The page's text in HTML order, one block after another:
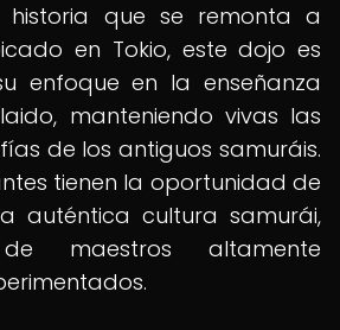
que se remonta a
en Tokio, este dojo es
enfoque en la enseñanza
manteniendo vivas las
de los antiguos samuráis.
tienen la oportunidad de
auténtica cultura samurái,
maestros altamente